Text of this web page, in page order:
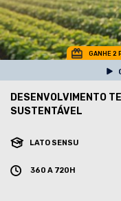
GANHE 2
DESENVOLVIMENTO
SUSTENTÁVEL
LATO SENSU
360 A 720H